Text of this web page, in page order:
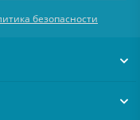
безопасности